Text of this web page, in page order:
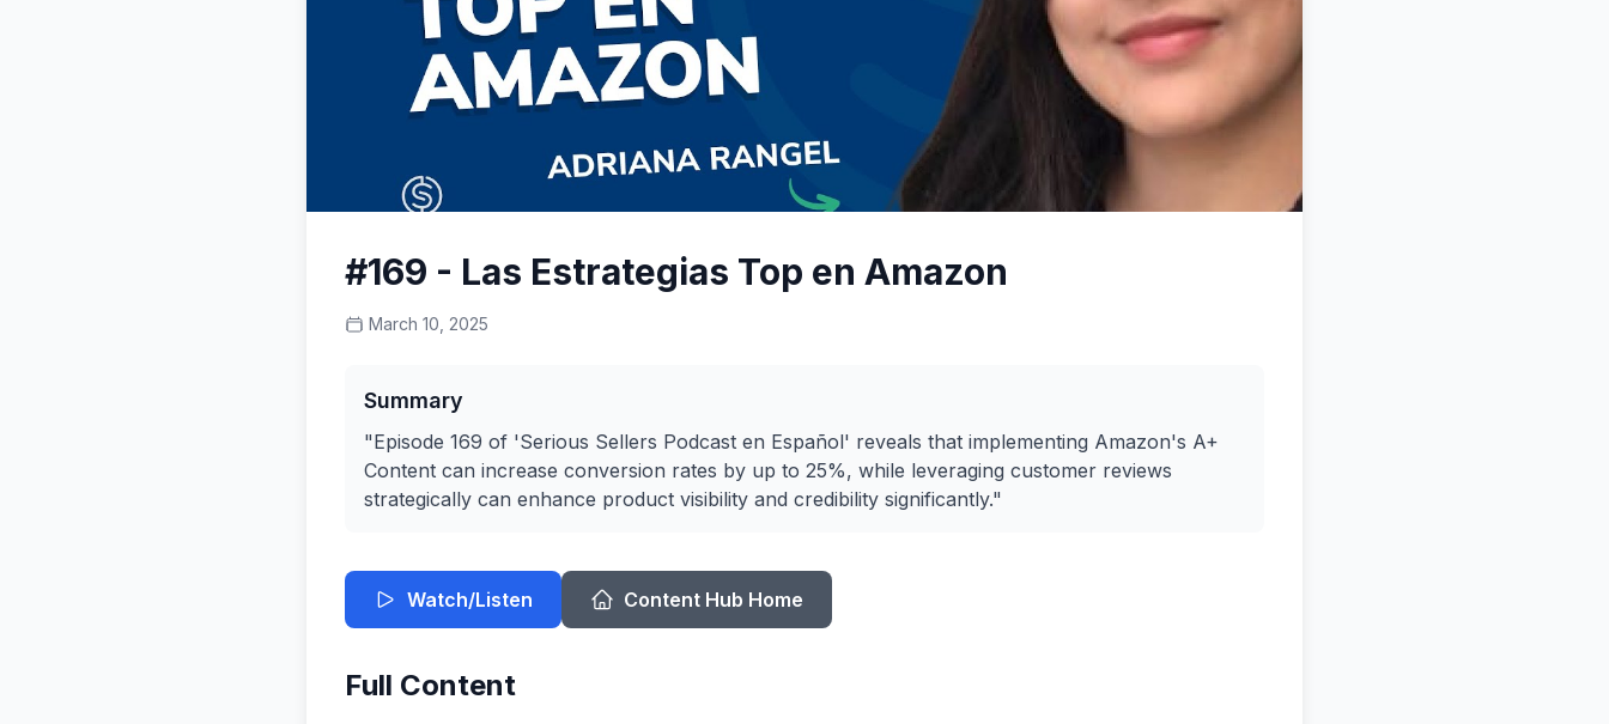
#169 - Las Estrategias Top en Amazon
March 10, 2025
Summary
"Episode 169 of 'Serious Sellers Podcast en Español' reveals that implementing Amazon's A+
Content can increase conversion rates by up to 25%, while leveraging customer reviews
strategically can enhance product visibility and credibility significantly."
Watch/Listen Content Hub Home
Full Content